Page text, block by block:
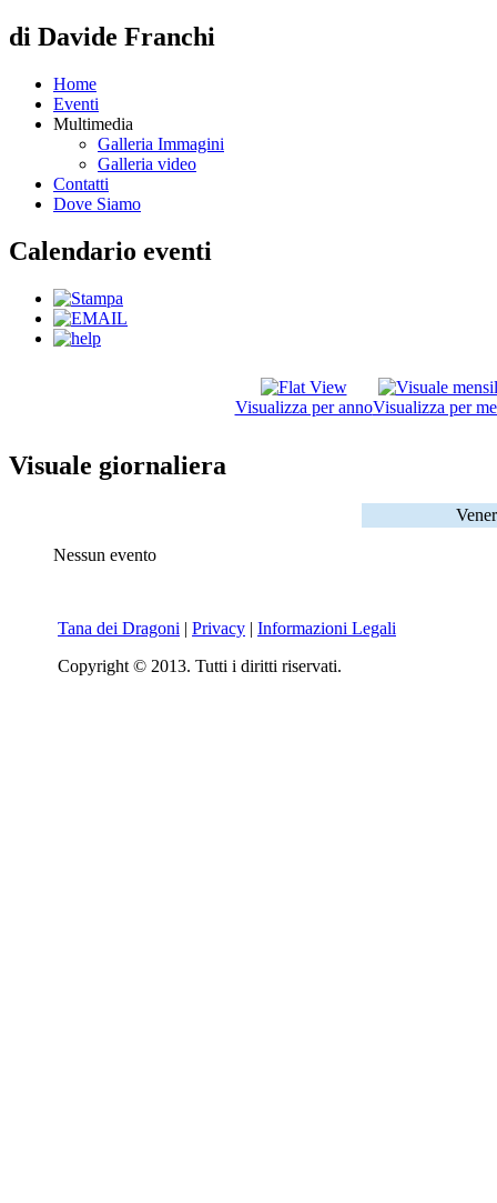
di Davide Franchi
Home
Eventi
Multimedia
Galleria Immagini
Galleria video
Contatti
Dove Siamo
Calendario eventi
Visualizza per annoVisualizza per
Visuale giornaliera
Nessun evento
Tana dei Dragoni | Privacy | Informazioni Legali
Copyright © 2013. Tutti i diritti riservati.